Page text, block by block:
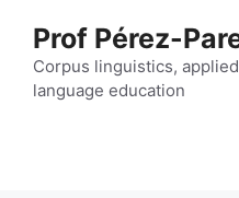
content
Prof Pérez-
Corpus linguistics,
language education